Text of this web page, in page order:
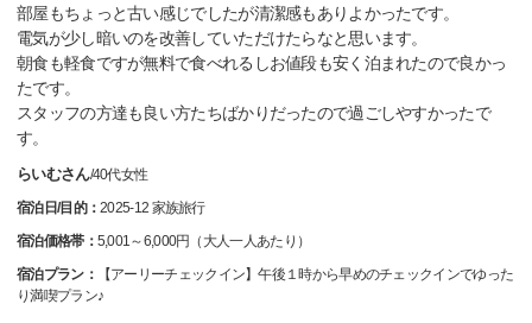
部屋もちょっと古い感じでしたが清潔感もありよかったです。
電気が少し暗いのを改善していただけたらなと思います。
朝食も軽食ですが無料で食べれるしお値段も安く泊まれたので良かっ
たです。
スタッフの方達も良い方たちばかりだったので過ごしやすかったで
す。
らいむさん/40代女性
宿泊日/目的：2025-12 家族旅行
宿泊価格帯： 5,001～6,000円（大人一人あたり）
宿泊プラン：
【アーリーチェックイン】午後１時から早めのチェックインでゆった
り満喫プラン♪